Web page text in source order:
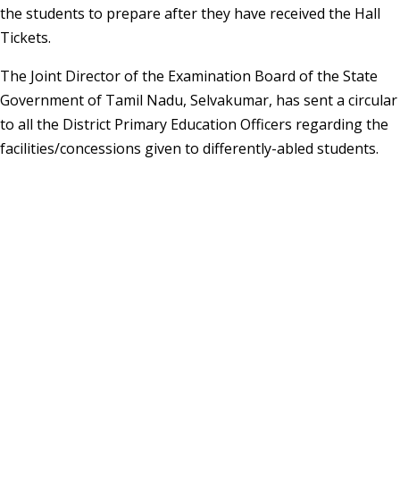
the students to prepare after they have received the Hall
Tickets.
The Joint Director of the Examination Board of the State
Government of Tamil Nadu, Selvakumar, has sent a circular
to all the District Primary Education Officers regarding the
facilities/concessions given to differently-abled students.